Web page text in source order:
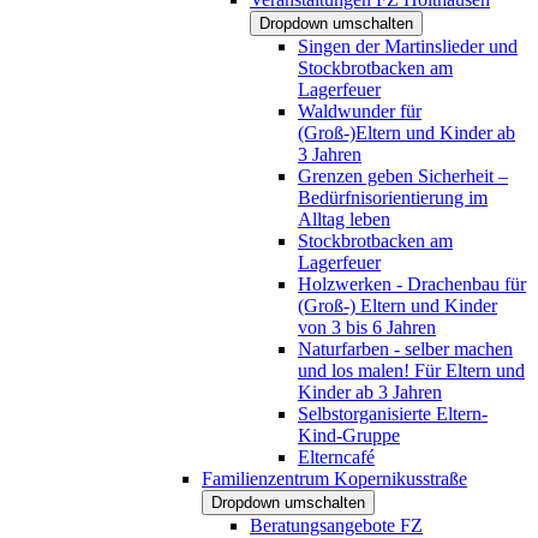
Dropdown umschalten
Singen der Martinslieder und
Stockbrotbacken am
Lagerfeuer
Waldwunder für
(Groß-)Eltern und Kinder ab
3 Jahren
Grenzen geben Sicherheit –
Bedürfnisorientierung im
Alltag leben
Stockbrotbacken am
Lagerfeuer
Holzwerken - Drachenbau für
(Groß-) Eltern und Kinder
von 3 bis 6 Jahren
Naturfarben - selber machen
und los malen! Für Eltern und
Kinder ab 3 Jahren
Selbstorganisierte Eltern-
Kind-Gruppe
Elterncafé
Familienzentrum Kopernikusstraße
Dropdown umschalten
Beratungsangebote FZ